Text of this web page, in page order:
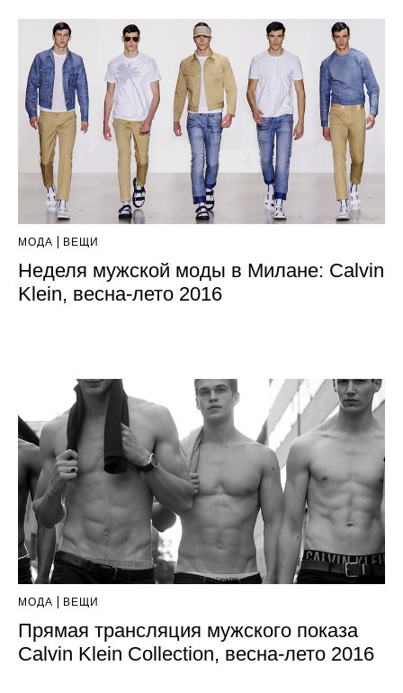
МОДА ВЕЩИ
Неделя мужской моды в Милане: Calvin
Klein, весна-лето 2016
МОДА ВЕЩИ
Прямая трансляция мужского показа
Calvin Klein Collection, весна-лето 2016